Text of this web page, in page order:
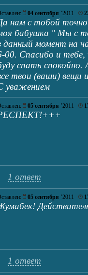
04 сентября ’2011
нам с тобой точно
бабушка " Мы с
данный момент на
00. Спасибо и
спать
твои (ваши) вещи
уважением
05 сентября ’2011
1 ответ
05 сентября ’2011
1 ответ